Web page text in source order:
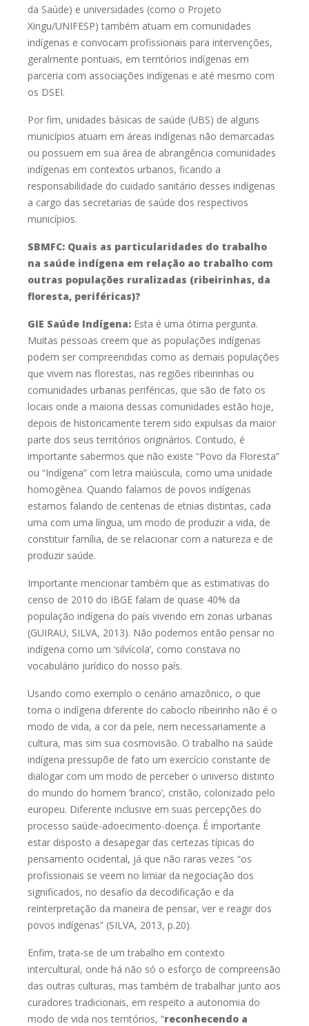
da Saúde) e universidades (como o Projeto
Xingu/UNIFESP) também atuam em comunidades
indígenas e convocam profissionais para intervenções,
geralmente pontuais, em territórios indígenas em
parceria com associações indígenas e até mesmo com
os DSEI.
Por fim, unidades básicas de saúde (UBS) de alguns
municípios atuam em áreas indígenas não demarcadas
ou possuem em sua área de abrangência comunidades
indígenas em contextos urbanos, ficando a
responsabilidade do cuidado sanitário desses indígenas
a cargo das secretarias de saúde dos respectivos
municípios.
SBMFC: Quais as particularidades do trabalho
na saúde indígena em relação ao trabalho com
outras populações ruralizadas (ribeirinhas, da
floresta, periféricas)?
GIE Saúde Indígena: Esta é uma ótima pergunta.
Muitas pessoas creem que as populações indígenas
podem ser compreendidas como as demais populações
que vivem nas florestas, nas regiões ribeirinhas ou
comunidades urbanas periféricas, que são de fato os
locais onde a maioria dessas comunidades estão hoje,
depois de historicamente terem sido expulsas da maior
parte dos seus territórios originários. Contudo, é
importante sabermos que não existe “Povo da Floresta”
ou “Indígena” com letra maiúscula, como uma unidade
homogênea. Quando falamos de povos indígenas
estamos falando de centenas de etnias distintas, cada
uma com uma língua, um modo de produzir a vida, de
constituir família, de se relacionar com a natureza e de
produzir saúde.
Importante mencionar também que as estimativas do
censo de 2010 do IBGE falam de quase 40% da
população indígena do país vivendo em zonasurbanas
(GUIRAU, SILVA, 2013). Não podemos então pensar no
indígena como um ‘silvícola’, como constava no
vocabulário jurídico do nosso país.
Usando como exemplo o cenário amazônico, o que
torna o indígena diferente do caboclo ribeirinho não é o
modo de vida, a cor da pele, nem necessariamente a
cultura, mas sim sua cosmovisão. O trabalho na saúde
indígena pressupõe de fato um exercício constante de
dialogar com um modo de perceber o universo distinto
do mundo do homem ‘branco’, cristão, colonizado pelo
europeu. Diferente inclusive em suas percepções do
processo saúde-adoecimento-doença. É importante
estar disposto a desapegar das certezas típicas do
pensamento ocidental, já que não raras vezes “os
profissionais se veem no limiar da negociação dos
significados, no desafio da decodificação e da
reinterpretação da maneira de pensar, ver e reagir dos
povos indígenas” (SILVA, 2013, p.20).
Enfim, trata-se de um trabalho em contexto
intercultural, onde há não só o esforço de compreensão
das outras culturas, mas também de trabalhar junto aos
curadores tradicionais, em respeito a autonomia do
modo de vida nos territórios, “reconhecendo a